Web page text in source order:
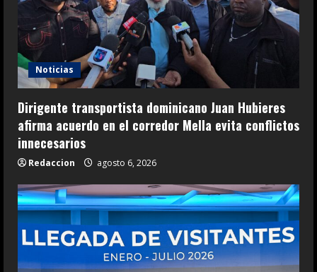
Noticias
Dirigente transportista dominicano Juan Hubieres
afirma acuerdo en el corredor Mella evita conflictos
innecesarios
Redaccion agosto 6, 2026